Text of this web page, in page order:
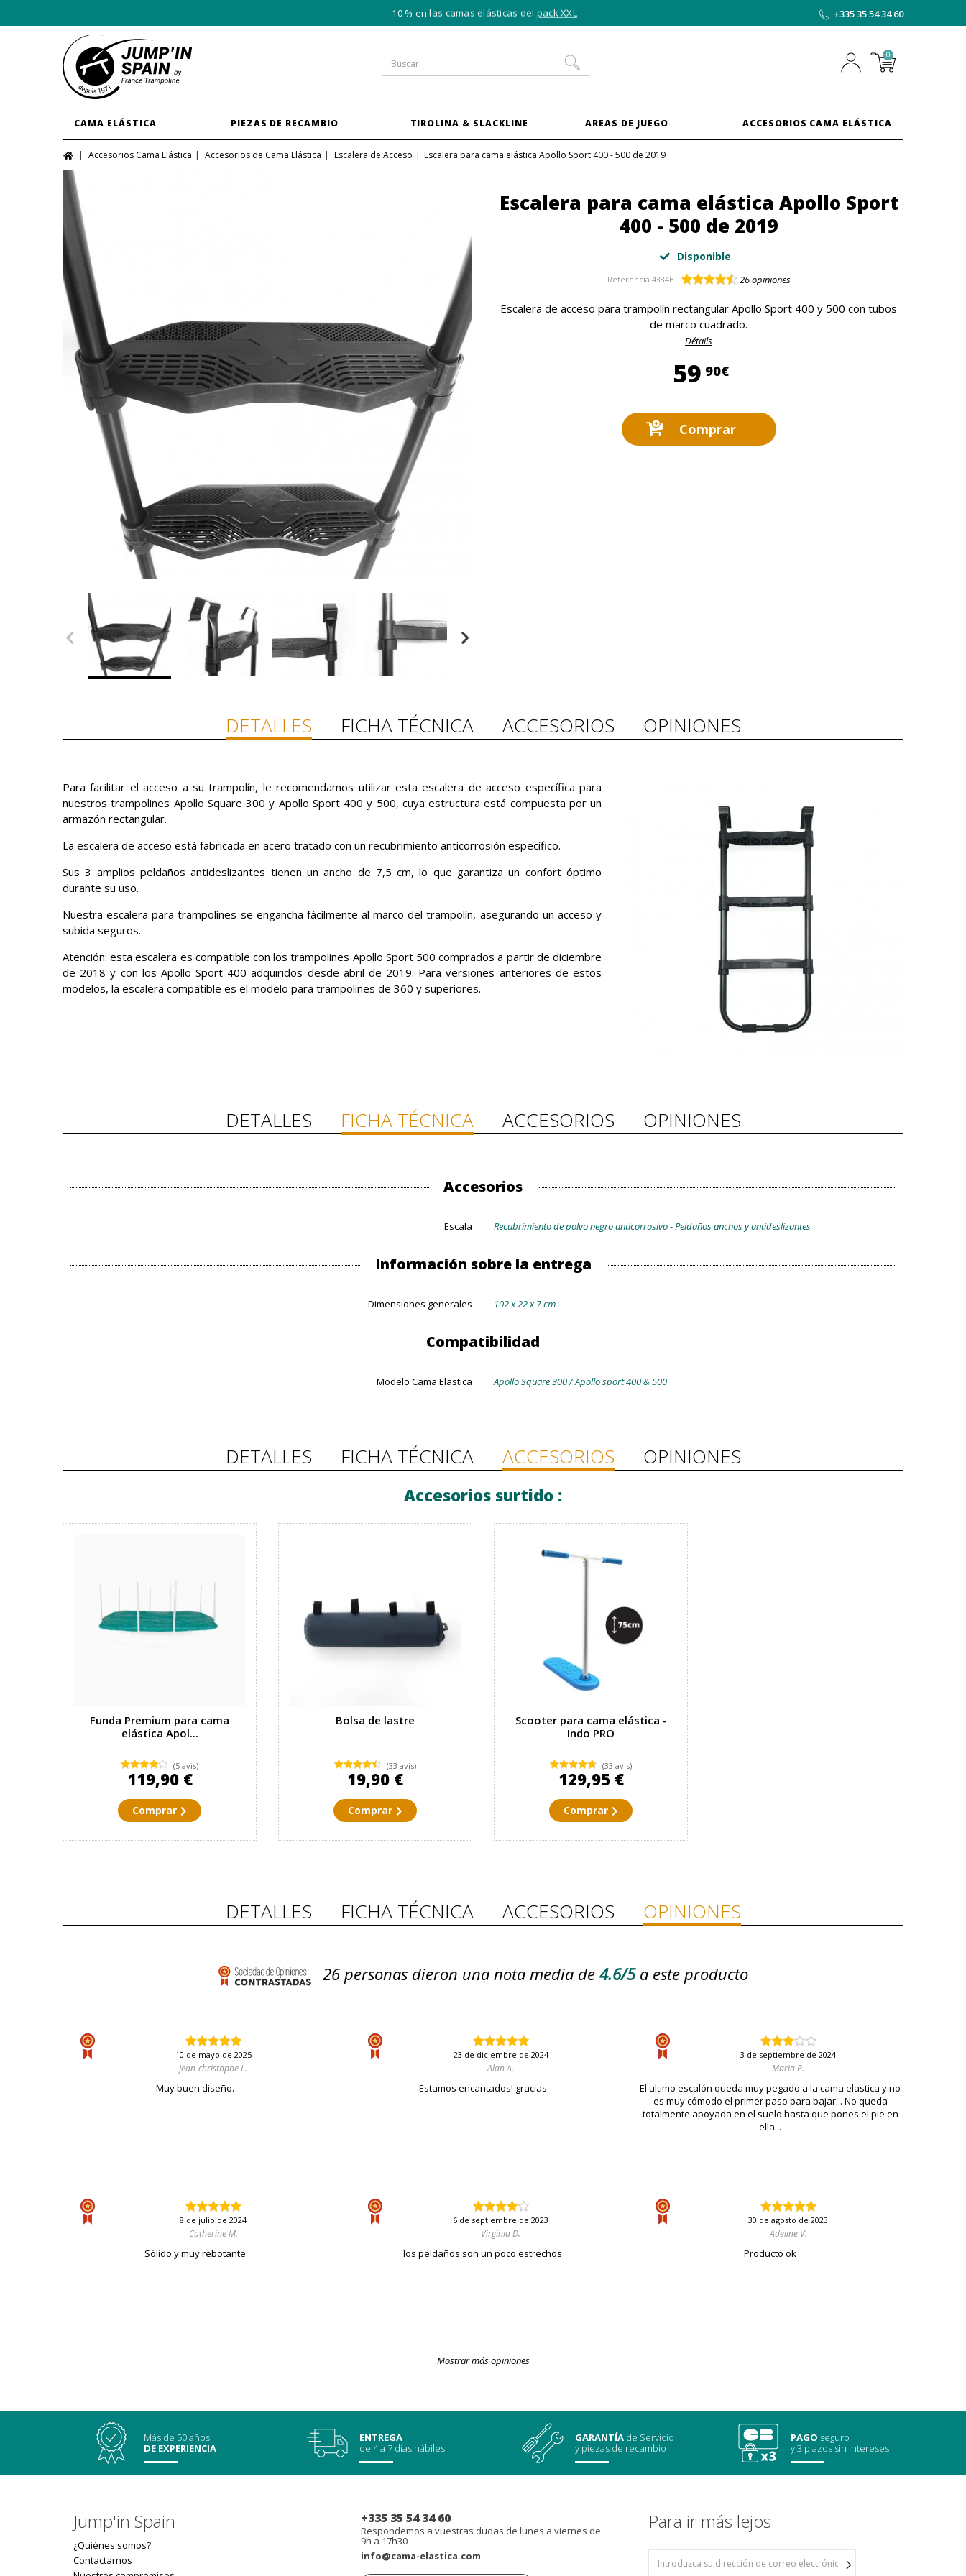
-10 % en las camas elásticas del pack XXL +335 35 54 34 60
0
CAMA ELÁSTICA PIEZAS DE RECAMBIO TIROLINA & SLACKLINE AREAS DE JUEGO ACCESORIOS CAMA ELÁSTICA
Accesorios Cama Elástica Accesorios de Cama Elástica Escalera de Acceso Escalera para cama elástica Apollo Sport 400 - 500 de 2019
Escalera para cama elástica Apollo Sport
400 - 500 de 2019
Disponible
Referencia 4384B 26opiniones
Escalera de acceso para trampolín rectangular Apollo Sport 400 y 500 con tubos
de marco cuadrado.
Détails
59 90€59,90 €
Comprar
DETALLES FICHA TÉCNICA ACCESORIOS OPINIONES
Para facilitar el acceso a su trampolín, le recomendamos utilizar esta escalera de acceso específica para
nuestros trampolines Apollo Square 300 y Apollo Sport 400 y 500, cuya estructura está compuesta por un
armazón rectangular.
La escalera de acceso está fabricada en acero tratado con un recubrimiento anticorrosión específico.
Sus 3 amplios peldaños antideslizantes tienen un ancho de 7,5 cm, lo que garantiza un confort óptimo
durante su uso.
Nuestra escalera para trampolines se engancha fácilmente al marco del trampolín, asegurando un acceso y
subida seguros.
Atención: esta escalera es compatible con los trampolines Apollo Sport 500 comprados a partir de diciembre
de 2018 y con los Apollo Sport 400 adquiridos desde abril de 2019. Para versiones anteriores de estos
modelos, la escalera compatible es el modelo para trampolines de 360 y superiores.
DETALLES FICHA TÉCNICA ACCESORIOS OPINIONES
Accesorios
Escala Recubrimiento de polvo negro anticorrosivo - Peldaños anchos y antideslizantes
Información sobre la entrega
Dimensiones generales 102 x 22 x 7 cm
Compatibilidad
Modelo Cama Elastica Apollo Square 300 / Apollo sport 400 & 500
DETALLES FICHA TÉCNICA ACCESORIOS OPINIONES
Accesorios surtido :
Funda Premium para cama
elástica Apol...
(5 avis)
119,90 €
Comprar
Bolsa de lastre
(33 avis)
19,90 €
Comprar
Scooter para cama elástica -
Indo PRO
(33 avis)
129,95 €
Comprar
DETALLES FICHA TÉCNICA ACCESORIOS OPINIONES
26personas dieron una nota media de4.6/5 a este producto
10 de mayo de 2025
Jean-christophe L.
Muy buen diseño.
23 de diciembre de 2024
Alan A.
Estamos encantados! gracias
3 de septiembre de 2024
Maria P.
El ultimo escalón queda muy pegado a la cama elastica y no
es muy cómodo el primer paso para bajar... No queda
totalmente apoyada en el suelo hasta que pones el pie en
ella...
8 de julio de 2024
Catherine M.
Sólido y muy rebotante
6 de septiembre de 2023
Virginia D.
los peldaños son un poco estrechos
30 de agosto de 2023
Adeline V.
Producto ok
Mostrar más opiniones
Más de 50 años
DE EXPERIENCIA
ENTREGA
de 4 a 7 días hábiles
GARANTÍA de Servicio
y piezas de recambio
PAGO seguro
y 3 plazos sin intereses
Jump'in Spain
¿Quiénes somos?
Contactarnos
+335 35 54 34 60
Respondemos a vuestras dudas de lunes a viernes de
9h a 17h30
info@cama-elastica.com
Para ir más lejos